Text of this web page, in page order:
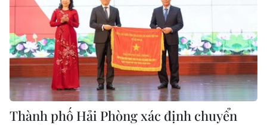
Thành phố Hải Phòng xác định chuyển